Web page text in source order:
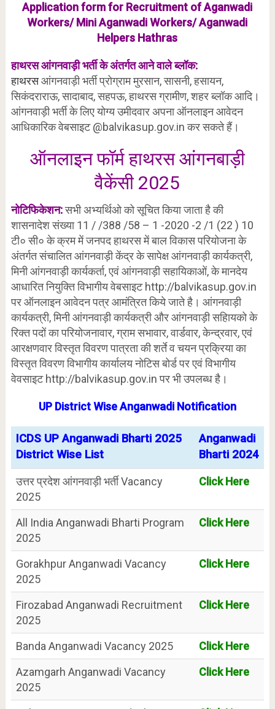
Application form for Recruitment of Aganwadi
Workers/ Mini Aganwadi Workers/ Aganwadi
Helpers Hathras
हाथरस आंगनवाड़ी भर्ती के अंतर्गत आने वाले ब्लॉक:
हाथरस आंगनवाड़ी भर्ती प्रोग्राम मुरसान, सासनी, हसायन,
सिकंदराराऊ, सादाबाद, सहपऊ, हाथरस ग्रामीण, शहर ब्लॉक आदि।
आंगनवाड़ी भर्ती के लिए योग्य उमीदवार अपना ऑनलाइन आवेदन
आधिकारिक वेबसाइट @balvikasup.gov.in कर सकते हैं।
ऑनलाइन फॉर्म हाथरस आंगनबाड़ी
वैकेंसी 2025
नोटिफिकेशन:सभी अभ्यर्थिओ को सूचित किया जाता है की
शासनादेश संख्या 11 / /388 /58 – 1 -2020 -2 /1 (22 ) 10
टी० सी० के क्रम में जनपद हाथरस में बाल विकास परियोजना के
अंतर्गत संचालित आंगनवाड़ी केंद्र के सापेक्ष आंगनवाड़ी कार्यकत्री,
मिनी आंगनवाड़ी कार्यकर्ता, एवं आंगनवाड़ी सहायिकाओं, के मानदेय
आधारित नियुक्ति विभागीय वेबसाइट http://balvikasup.gov.in
पर ऑनलाइन आवेदन पत्र आमंत्रित किये जाते है। आंगनवाड़ी
कार्यकत्री, मिनी आंगनवाड़ी कार्यकत्री और आंगनवाड़ी सहाियको के
रिक्त पदों का परियोजनावार, ग्राम सभावार, वार्डवार, केन्द्रवार, एवं
आरक्षणवार विस्तृत विवरण पात्रता की शर्ते व चयन प्रक्रिया का
विस्तृत विवरण विभागीय कार्यालय नोटिस बोर्ड पर एवं विभागीय
वेवसाइट http://balvikasup.gov.in पर भी उपलब्ध है।
UP District Wise Anganwadi Notification
ICDS UP Anganwadi Bharti 2025
District Wise List
Anganwadi
Bharti 2024
उत्तर प्रदेश आंगनवाड़ी भर्ती Vacancy
2025
Click Here
All India Anganwadi Bharti Program
2025
Click Here
Gorakhpur Anganwadi Vacancy
2025
Click Here
Firozabad Anganwadi Recruitment
2025
Click Here
Banda Anganwadi Vacancy 2025
Click Here
Azamgarh Anganwadi Vacancy
2025
Click Here